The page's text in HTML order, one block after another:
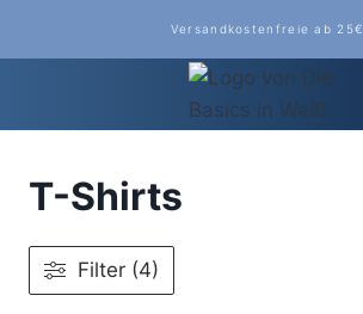
Versandkostenfreie ab 25€
T-Shirts
Filter (4)